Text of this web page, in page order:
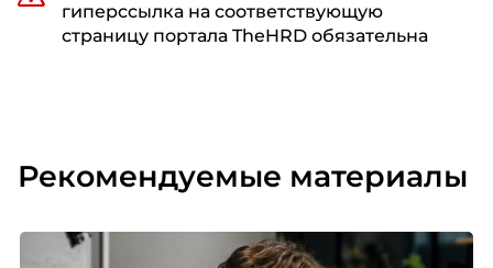
гиперссылка на соответствующую
страницу портала TheHRD обязательна
Рекомендуемые материалы